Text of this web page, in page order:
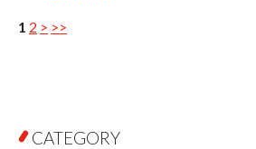
1 2 > >>
CATEGORY